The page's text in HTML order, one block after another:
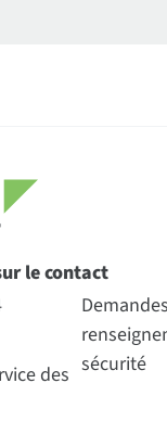
le contact
des sécurité